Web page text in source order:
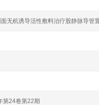
面无机诱导活性敷料治疗股静脉导管
第24卷第22期